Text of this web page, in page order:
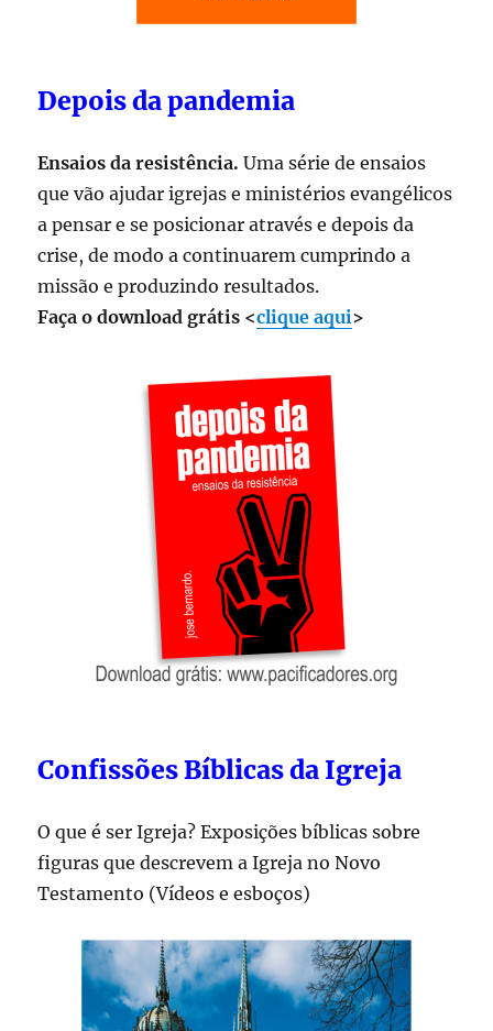
Depois da pandemia
Ensaios da resistência.Uma série de ensaios
que vão ajudar igrejas e ministérios evangélicos
a pensar e se posicionar através e depois da
crise, de modo a continuarem cumprindo a
missão e produzindo resultados.
Faça o download grátis <clique aqui>
Confissões Bíblicas da Igreja
O que é ser Igreja? Exposições bíblicas sobre
figuras que descrevem a Igreja no Novo
Testamento (Vídeos e esboços)